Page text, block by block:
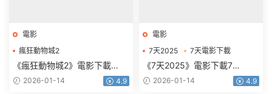
電影
瘋狂動物城2
瘋狂動物城2電影下載
《瘋狂動物城2》電影下載
1080p.HD中英雙語
2026-01-14 4.9
電影
7天2025
7天電影下載
《7天2025》電影下載7
天.2160p.HD國語中字
2026-01-14 4.9